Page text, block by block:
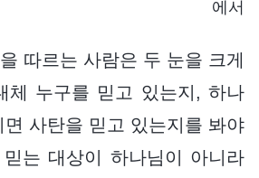
에서
따르는 사람은 두 눈을 크게
체 누구를 믿고 있는지, 하나
면 사탄을 믿고 있는지를 봐야
는 대상이 하나님이 아니라